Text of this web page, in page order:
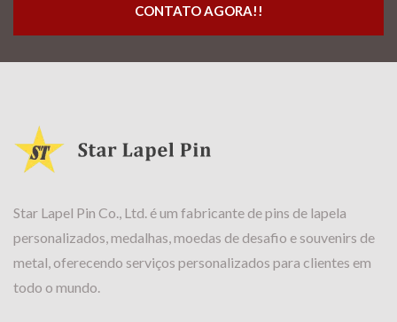
CONTATO AGORA!!
Star Lapel Pin Co., Ltd. é um fabricante de pins de lapela
personalizados, medalhas, moedas de desafio e souvenirs de
metal, oferecendo serviços personalizados para clientes em
todo o mundo.